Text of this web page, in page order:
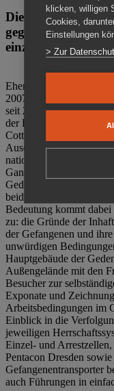
Die Gedenkstätte
gegen das
einzigartig.
Ehemalige politische
2007 den Verein
seit 2011 Eigentümer
der Bautzener Straße
Cottbus ist. Im Zentrum
Auseinandersetzung
nationalsozialistischen
Ganzjährig zeigen
Gedenkstätte
beiden deutschen
Bedeutung kommt
zu: die Gründe der
der Gefangenen und
unwürdigen
Hauptgebäude der
Außengelände mit den
Besucher zur
Exponate und
Arbeitsbedingungen im
Einblick in die
jeweiligen
Einzel- und
Pentacon Dresden
Gefangenentransporter
auch Führungen in
klicken, willigen
Cookies,
Einstellungen
> Zur